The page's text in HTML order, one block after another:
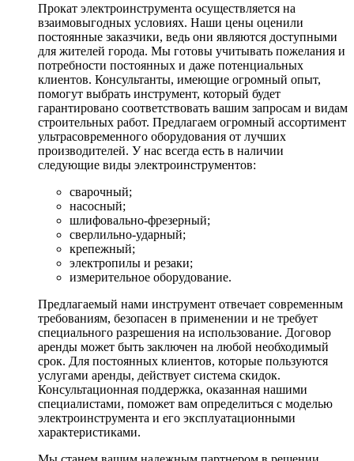
Прокат электроинструмента осуществляется на
взаимовыгодных условиях. Наши цены оценили
постоянные заказчики, ведь они являются доступными
для жителей города. Мы готовы учитывать пожелания и
потребности постоянных и даже потенциальных
клиентов. Консультанты, имеющие огромный опыт,
помогут выбрать инструмент, который будет
гарантировано соответствовать вашим запросам и видам
строительных работ. Предлагаем огромный ассортимент
ультрасовременного оборудования от лучших
производителей. У нас всегда есть в наличии
следующие виды электроинструментов:
сварочный;
насосный;
шлифовально-фрезерный;
сверлильно-ударный;
крепежный;
электропилы и резаки;
измерительное оборудование.
Предлагаемый нами инструмент отвечает современным
требованиям, безопасен в применении и не требует
специального разрешения на использование. Договор
аренды может быть заключен на любой необходимый
срок. Для постоянных клиентов, которые пользуются
услугами аренды, действует система скидок.
Консультационная поддержка, оказанная нашими
специалистами, поможет вам определиться с моделью
электроинструмента и его эксплуатационными
характеристиками.